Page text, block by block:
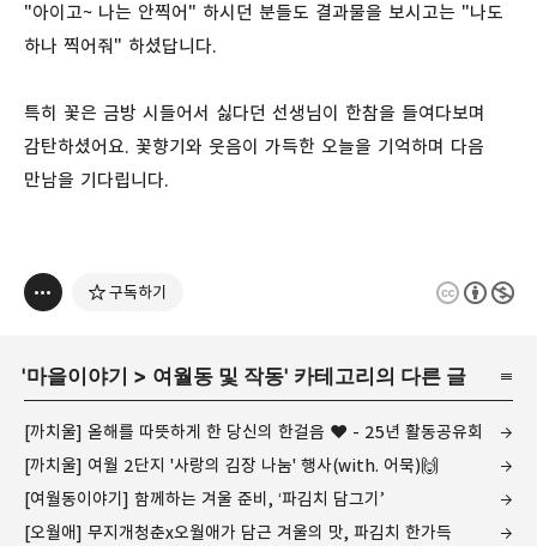
"아이고~ 나는 안찍어" 하시던 분들도 결과물을 보시고는 "나도
하나 찍어줘" 하셨답니다.
특히 꽃은 금방 시들어서 싫다던 선생님이 한참을 들여다보며
감탄하셨어요. 꽃향기와 웃음이 가득한 오늘을 기억하며 다음
만남을 기다립니다.
구독하기
'마을이야기 > 여월동 및 작동' 카테고리의 다른 글
[까치울] 올해를 따뜻하게 한 당신의 한걸음 ❤ - 25년 활동공유회
[까치울] 여월 2단지 '사랑의 김장 나눔' 행사(with. 어묵)🙌
[여월동이야기] 함께하는 겨울 준비, ‘파김치 담그기’
[오월애] 무지개청춘x오월애가 담근 겨울의 맛, 파김치 한가득